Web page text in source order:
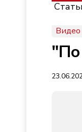
Видео
"По